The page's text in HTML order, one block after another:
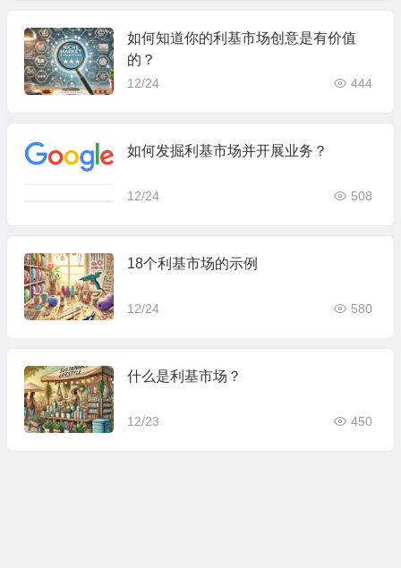
如何知道你的利基市场创意是有价值
的？
12/24 444
如何发掘利基市场并开展业务？
12/24 508
18个利基市场的示例
12/24 580
什么是利基市场？
12/23 450